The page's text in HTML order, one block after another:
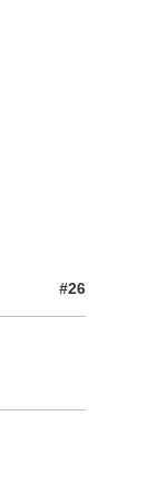
#26